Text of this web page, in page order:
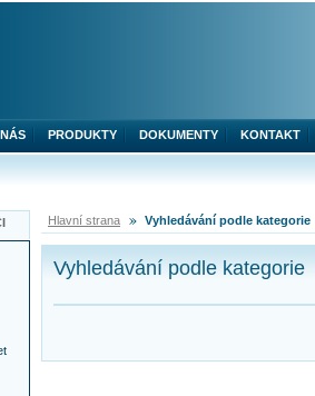
Hlavní strana Vyhledávání podle kategorie
Vyhledávání podle kategorie
PRODUKTY DOKUMENTY KONTAKT